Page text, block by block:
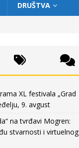
DRUŠTVA
XL festivala „Grad
9. avgust
na tvrđavi Mogren:
stvarnosti i virtuelnog